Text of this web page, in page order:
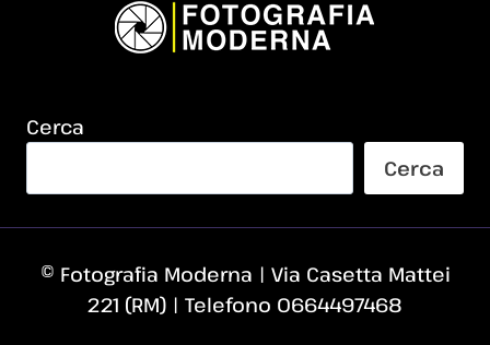
Cerca
Cerca
© Fotografia Moderna | Via Casetta Mattei
221 (RM) | Telefono 0664497468